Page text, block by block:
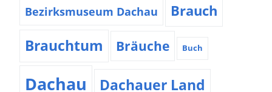
Bezirksmuseum Dachau Brauch
Brauchtum Bräuche Buch
Dachau Dachauer Land